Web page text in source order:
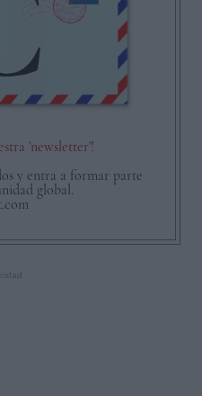
'newsletter'!
y entra a formar parte
global.